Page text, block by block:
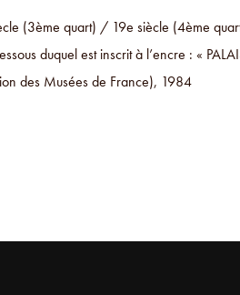
(3ème quart) / 19e siècle (4ème
duquel est inscrit à l’encre : «
des Musées de France), 1984